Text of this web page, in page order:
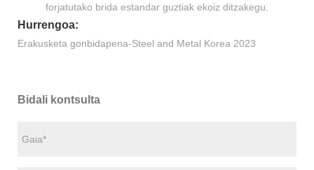
forjatutako brida estandar guztiak ekoiz ditzakegu.
Hurrengoa:
Erakusketa gonbidapena-Steel and Metal Korea 2023
Bidali kontsulta